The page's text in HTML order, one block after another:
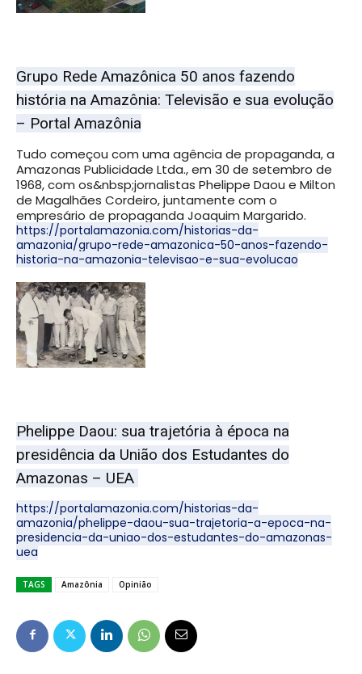
Grupo Rede Amazônica 50 anos fazendo
história na Amazônia: Televisão e sua evolução
– Portal Amazônia
Tudo começou com uma agência de propaganda, a
Amazonas Publicidade Ltda., em 30 de setembro de
1968, com os&nbsp;jornalistas Phelippe Daou e Milton
de Magalhães Cordeiro, juntamente com o
empresário de propaganda Joaquim Margarido.
https://portalamazonia.com/historias-da-
amazonia/grupo-rede-amazonica-50-anos-fazendo-
historia-na-amazonia-televisao-e-sua-evolucao
Phelippe Daou: sua trajetória à época na
presidência da União dos Estudantes do
Amazonas – UEA
https://portalamazonia.com/historias-da-
amazonia/phelippe-daou-sua-trajetoria-a-epoca-na-
presidencia-da-uniao-dos-estudantes-do-amazonas-
uea
TAGS Amazônia Opinião